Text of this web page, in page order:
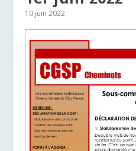
10 juin 2022